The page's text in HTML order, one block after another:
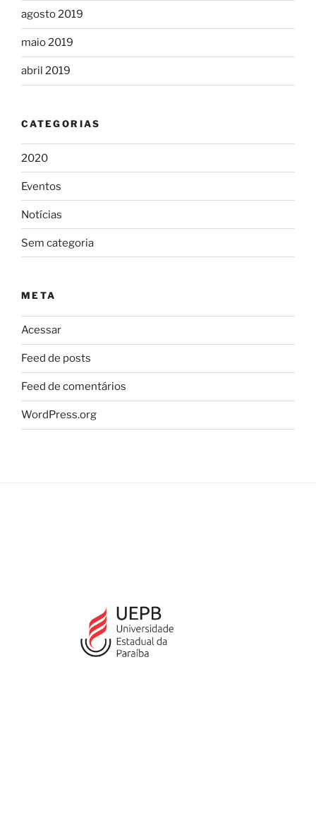
agosto 2019
maio 2019
abril 2019
CATEGORIAS
2020
Eventos
Notícias
Sem categoria
META
Acessar
Feed de posts
Feed de comentários
WordPress.org